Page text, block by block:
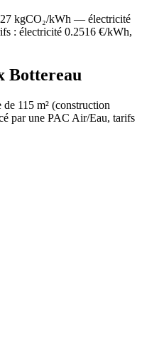
kgCO₂/kWh — électricité
: électricité 0.2516 €/kWh,
Bottereau
de 115 m² (construction
par une PAC Air/Eau, tarifs